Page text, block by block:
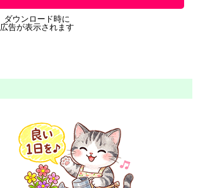
ダウンロード時に
広告が表示されます